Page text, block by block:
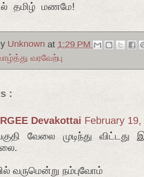
தமிழ் மணமே!
Unknown at 1:29 PM
வரவேற்பு
:
Devakottai February
வேலை முடிந்து விட்டது
வருமென்று நம்புவோம்